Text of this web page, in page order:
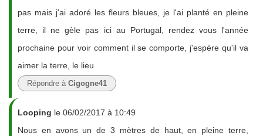
pas mais j'ai adoré les fleurs bleues, je l'ai planté en pleine
terre, il ne gèle pas ici au Portugal, rendez vous l'année
prochaine pour voir comment il se comporte, j'espère qu'il va
aimer la terre, le lieu
Répondre à Cigogne41
Looping le 06/02/2017 à 10:49
Nous en avons un de 3 mètres de haut, en pleine terre,